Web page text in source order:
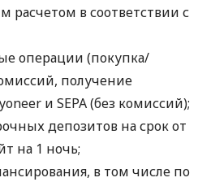
расчетом в соответствии с
операции (покупка/
получение
и SEPA (без комиссий);
депозитов на срок от
на 1 ночь;
в том числе по